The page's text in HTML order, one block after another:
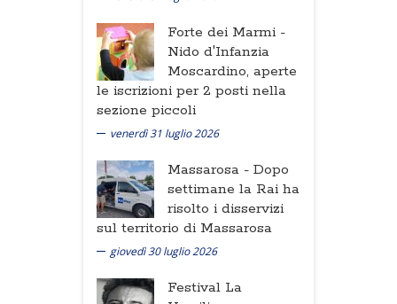
Forte dei Marmi -
Nido d'Infanzia
Moscardino, aperte
le iscrizioni per 2 posti nella
sezione piccoli
venerdì 31 luglio 2026
Massarosa - Dopo
settimane la Rai ha
risolto i disservizi
sul territorio di Massarosa
giovedì 30 luglio 2026
Festival La